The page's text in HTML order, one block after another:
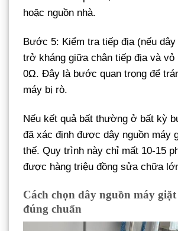
hoặc nguồn nhà.
Bước 5: Kiểm tra tiếp địa (nếu
trở kháng giữa chân tiếp địa và vỏ
0Ω. Đây là bước quan trọng để
máy bị rò.
Nếu kết quả bất thường ở bất kỳ
đã xác định được dây nguồn máy
thế. Quy trình này chỉ mất 10-15
được hàng triệu đồng sửa chữa
Cách chọn dây nguồn máy
đúng chuẩn